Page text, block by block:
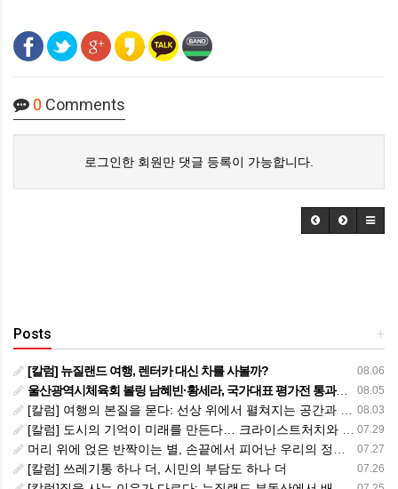
0 Comments
로그인한 회원만 댓글 등록이 가능합니다.
+
Posts
08.06
[칼럼] 뉴질랜드 여행, 렌터카 대신 차를 사볼까?
08.05
울산광역시체육회 볼링 남혜빈·황세라, 국가대표 평가전 통과… ‘아시아선수권 출전’
08.03
[칼럼] 여행의 본질을 묻다: 선상 위에서 펼쳐지는 공간과 사람, 그리고 미식의 미학
07.29
[칼럼] 도시의 기억이 미래를 만든다… 크라이스트처치와 한국 도시가 주는 교훈
07.27
머리 위에 얹은 반짝이는 별, 손끝에서 피어난 우리의 정체성
07.26
[칼럼] 쓰레기통 하나 더, 시민의 부담도 하나 더